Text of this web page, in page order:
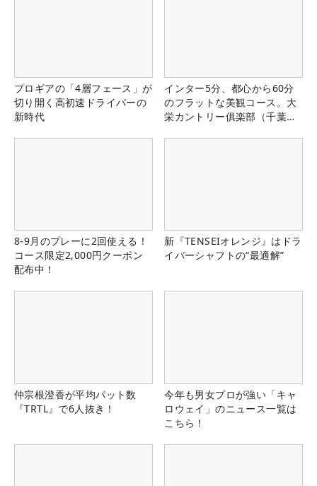
プロギアの「4層フェース」が
切り開く高初速ドライバーの
新時代
インター5分、都心から60分
のフラットな美観コース。大
栄カントリー俱楽部（千葉
8-9月のプレーに2回使える！
コース限定2,000円クーポン
配布中！
新『TENSEIオレンジ』はドラ
イバーシャフトの“最適解”
仲宗根澄香が平均パット数
『TRTL』で6人抜き！
今年も男女プロが強い「キャ
ロウェイ」のニュース一覧は
こちら！